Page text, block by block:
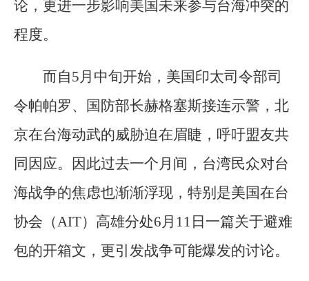
论，更进一步影响美国未来参与台海冲突的
程度。
而自5月中旬开始，美国印太司令部司
令帕帕罗、国防部长赫格塞斯接连示警，北
京在台海动武的威胁迫在眉睫，呼吁盟友共
同因应。因此过去一个月间，台湾民众对台
海战争的焦虑也渐渐浮现，特别是美国在台
协会（AIT）高雄分处6月11日一篇关于避难
包的开箱文，更引发战争可能爆发的讨论。